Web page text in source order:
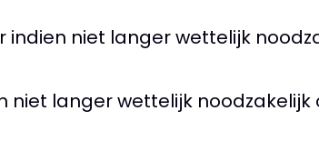
niet langer wettelijk
langer wettelijk